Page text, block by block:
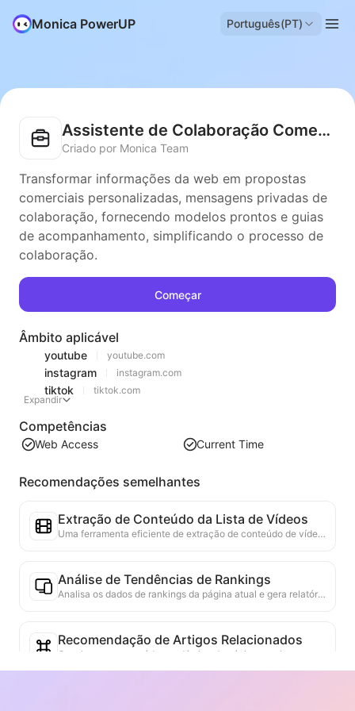
Monica PowerUP Português(PT)
Assistente de Colaboração Comercial
Criado por Monica Team
Transformar informações da web em propostas
comerciais personalizadas, mensagens privadas de
colaboração, fornecendo modelos prontos e guias
de acompanhamento, simplificando o processo de
colaboração.
Começar
Âmbito aplicável
youtube youtube.com
instagram instagram.com
tiktok
tiktok.com
Expandir
Competências
Web Access Current Time
Recomendações semelhantes
Extração de Conteúdo da Lista de Vídeos
Uma ferramenta eficiente de extração de conteúdo de vídeo da web, capaz de escanear rapidamente páginas da web e organizar as informações de vídeo em uma tabela Markdown estruturada.
Análise de Tendências de Rankings
Analisa os dados de rankings da página atual e gera relatórios de tendências. Identifica categorias populares, tipos de produtos em rápida ascensão e tecnologias emergentes. Fornece insights de mercado em tempo real para ajudar a entender as últimas tendências de produtos e movimentos de mercado.
Recomendação de Artigos Relacionados